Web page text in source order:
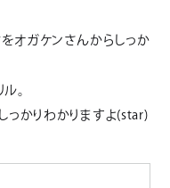
オガケンさんからしっか
。
っかりわかりますよ(star)